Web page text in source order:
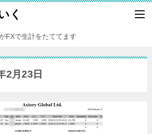
く
FXで生計をたててます
2月23日